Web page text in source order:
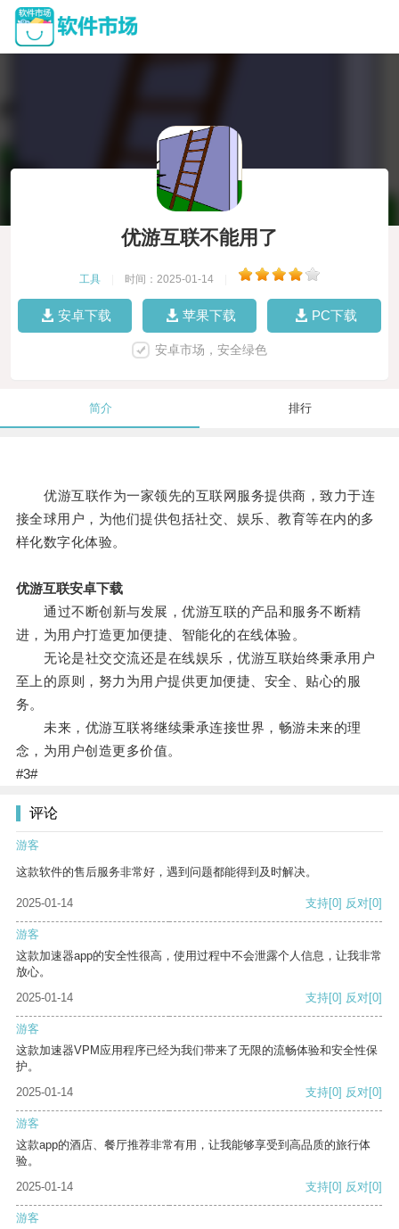
优游互联不能用了
工具 时间：2025-01-14
安卓下载 苹果下载 PC下载
安卓市场，安全绿色
简介 排行
优游互联作为一家领先的互联网服务提供商，致力于连
接全球用户，为他们提供包括社交、娱乐、教育等在内的多
样化数字化体验。
优游互联安卓下载
通过不断创新与发展，优游互联的产品和服务不断精
进，为用户打造更加便捷、智能化的在线体验。
无论是社交交流还是在线娱乐，优游互联始终秉承用户
至上的原则，努力为用户提供更加便捷、安全、贴心的服
务。
未来，优游互联将继续秉承连接世界，畅游未来的理
念，为用户创造更多价值。
#3#
评论
游客
这款软件的售后服务非常好，遇到问题都能得到及时解决。
2025-01-14 支持[0] 反对[0]
游客
这款加速器app的安全性很高，使用过程中不会泄露个人信息，让我非常
放心。
2025-01-14
支持[0] 反对[0]
游客
这款加速器VPM应用程序已经为我们带来了无限的流畅体验和安全性保
护。
2025-01-14
支持[0] 反对[0]
游客
这款app的酒店、餐厅推荐非常有用，让我能够享受到高品质的旅行体
验。
2025-01-14
支持[0] 反对[0]
游客